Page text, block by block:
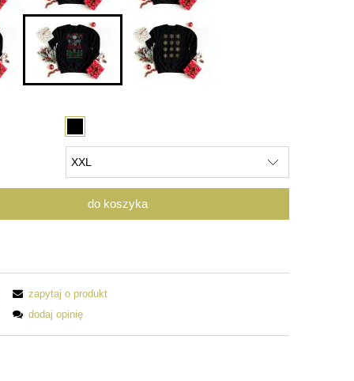
do koszyka
zapytaj o produkt
dodaj opinię